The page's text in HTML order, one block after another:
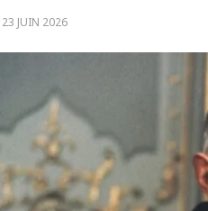
23 JUIN 2026